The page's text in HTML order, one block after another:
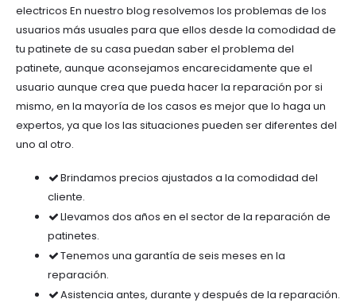
electricos En nuestro blog resolvemos los problemas de los
usuarios más usuales para que ellos desde la comodidad de
tu patinete de su casa puedan saber el problema del
patinete, aunque aconsejamos encarecidamente que el
usuario aunque crea que pueda hacer la reparación por si
mismo, en la mayoría de los casos es mejor que lo haga un
expertos, ya que los las situaciones pueden ser diferentes del
uno al otro.
Brindamos precios ajustados a la comodidad del
cliente.
Llevamos dos años en el sector de la reparación de
patinetes.
Tenemos una garantía de seis meses en la
reparación.
Asistencia antes, durante y después de la reparación.